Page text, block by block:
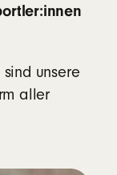
für
Geräten,
unsere
aller